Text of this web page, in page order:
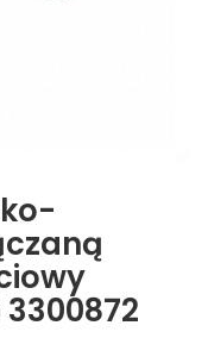
3300872